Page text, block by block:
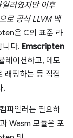
러였지만 이후
로 공식 LLVM 백
은 C의 표준 라
니다. Emscripten
레이션하고, 메모
핑하는 등 직접
.
파일러는 필요하
Wasm 모듈은 포